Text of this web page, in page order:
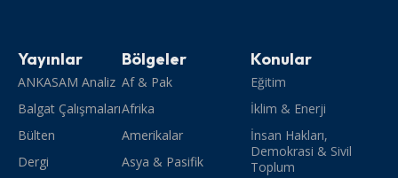
Yayınlar
ANKASAM Analiz
Balgat Çalışmaları
Bülten
Dergi
Bölgeler
Af & Pak
Afrika
Amerikalar
Asya & Pasifik
Konular
Eğitim
İklim & Enerji
İnsan Hakları,
Demokrasi & Sivil
Toplum